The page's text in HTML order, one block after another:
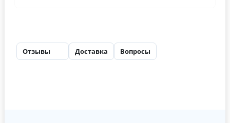
Отзывы Доставка Вопросы